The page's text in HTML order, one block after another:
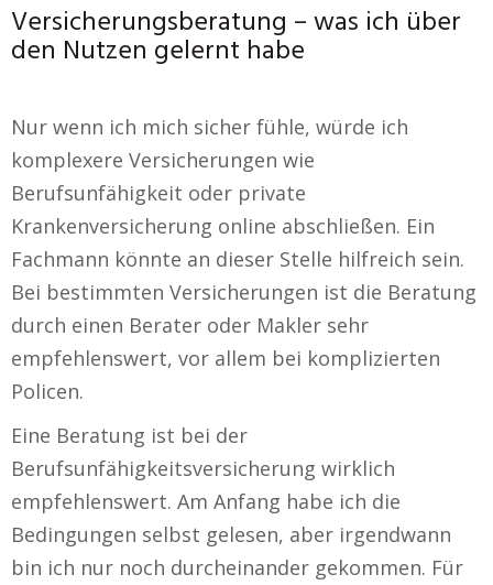
Versicherungsberatung – was ich über
den Nutzen gelernt habe
Nur wenn ich mich sicher fühle, würde ich
komplexere Versicherungen wie
Berufsunfähigkeit oder private
Krankenversicherung online abschließen. Ein
Fachmann könnte an dieser Stelle hilfreich sein.
Bei bestimmten Versicherungen ist die Beratung
durch einen Berater oder Makler sehr
empfehlenswert, vor allem bei komplizierten
Policen.
Eine Beratung ist bei der
Berufsunfähigkeitsversicherung wirklich
empfehlenswert. Am Anfang habe ich die
Bedingungen selbst gelesen, aber irgendwann
bin ich nur noch durcheinander gekommen. Für